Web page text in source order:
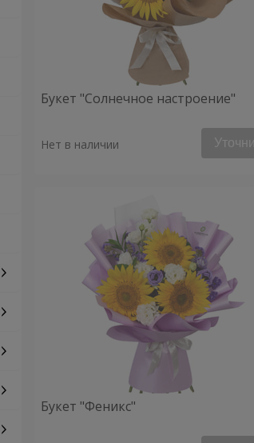
Букет "Солнечное настроение"
Нет в наличии
Букет "Феникс"